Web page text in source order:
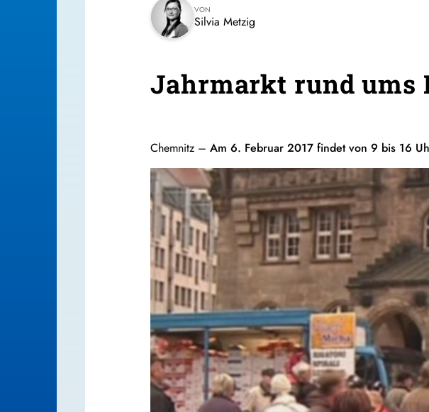
VON
Silvia Metzig
Jahrmarkt rund ums
Chemnitz – Am 6. Februar 2017 findet von 9 bis 16